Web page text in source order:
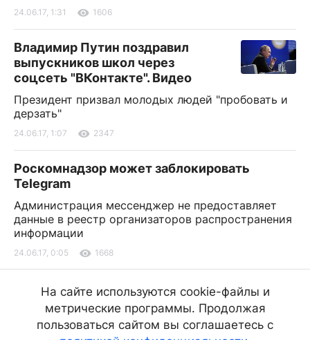
24.06.17, 1:31 1606
Владимир Путин поздравил
выпускников школ через
соцсеть "ВКонтакте". Видео
Президент призвал молодых людей "пробовать и
дерзать"
24.06.17, 1:07 2347
Роскомнадзор может заблокировать
Telegram
Администрация мессенджер не предоставляет
данные в реестр организаторов распространения
информации
24.06.17, 0:05 1668
В Улан-Удэ до +38
Местами по республике воздух
прогреется до +40
На сайте используются cookie-файлы и
метрические программы. Продолжая
пользоваться сайтом вы соглашаетесь с